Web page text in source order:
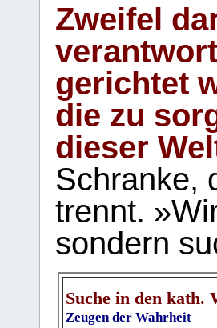
Zweifel
gerichtet
die zu
dieser
Schranke,
trennt.
sondern
Suche in den kath.
Zeugen der Wahrheit